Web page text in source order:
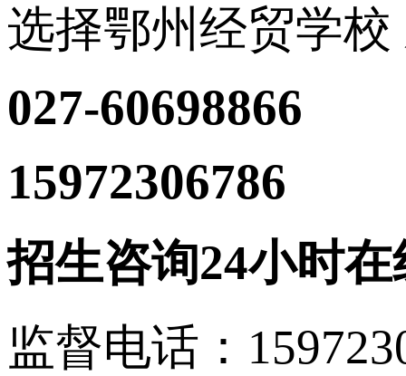
选择鄂州经贸学
027-60698866
15972306786
招生咨询24小时在
监督电话：